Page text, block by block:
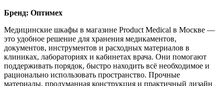
Бренд: Оптимех
Медицинские шкафы в магазине Product Medical в Москве —
это удобное решение для хранения медикаментов,
документов, инструментов и расходных материалов в
клиниках, лабораториях и кабинетах врача. Они помогают
поддерживать порядок, быстро находить всё необходимое и
рационально использовать пространство. Прочные
материалы, продуманная конструкция и практичный дизайн